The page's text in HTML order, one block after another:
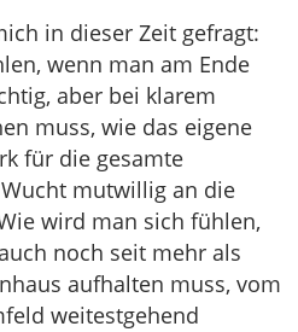
in dieser Zeit gefragt:
wenn man am Ende
aber bei klarem
muss, wie das eigene
für die gesamte
mutwillig an die
wird man sich fühlen,
noch seit mehr als
aufhalten muss, vom
weitestgehend